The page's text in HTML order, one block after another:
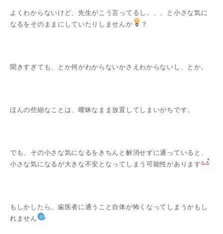
よくわからないけど、先生がこう言ってるし、、、と小さな気に
なるをそのままにしていたりしませんか
？
聞きすぎても、とか何がわからないかさえわからないし、とか。
ほんの些細なことは、曖昧なまま放置してしまいがちです。
でも、その小さな気になるをきちんと解消せずに通っていると、
小さな気になるが大きな不安となってしまう可能性があります
もしかしたら、歯医者に通うこと自体が怖くなってしまうかもし
れません